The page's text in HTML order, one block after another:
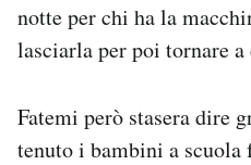
notte per chi ha la
lasciarla per poi tornare a
Fatemi però stasera dire
tenuto i bambini a scuola